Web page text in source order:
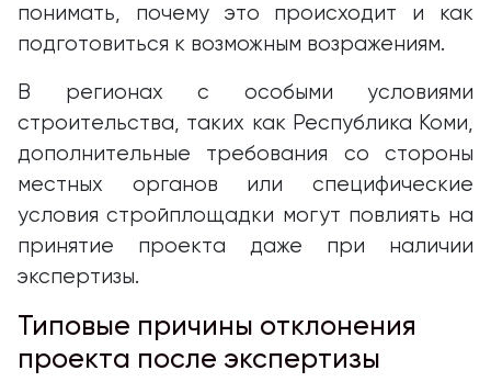
понимать, почему это происходит и как
подготовиться к возможным возражениям.
В регионах с особыми условиями
строительства, таких как Республика Коми,
дополнительные требования со стороны
местных органов или специфические
условия стройплощадки могут повлиять на
принятие проекта даже при наличии
экспертизы.
Типовые причины отклонения
проекта после экспертизы